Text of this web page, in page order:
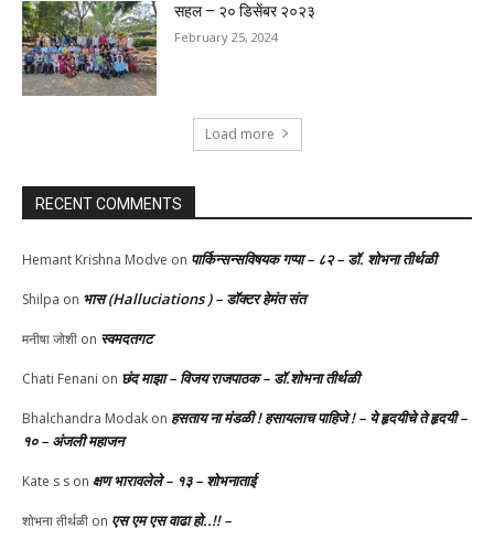
सहल – २० डिसेंबर २०२३
February 25, 2024
Load more
RECENT COMMENTS
Hemant Krishna Modve on पार्किन्सन्सविषयक गप्पा – ८२ – डॉ. शोभना तीर्थळी
Shilpa on भास (Halluciations ) – डॉक्टर हेमंत संत
मनीषा जोशी on स्वमदतगट
Chati Fenani on छंद माझा – विजय राजपाठक – डॉ.शोभना तीर्थळी
Bhalchandra Modak on हसताय ना मंडळी‌ ! हसायलाच पाहिजे ! – ये हृदयीचे ते हृदयी –
१० – अंजली महाजन
Kate s s on क्षण भारावलेले – १३ – शोभनाताई
शोभना तीर्थळी on एस एम एस वाढा हो..!! –